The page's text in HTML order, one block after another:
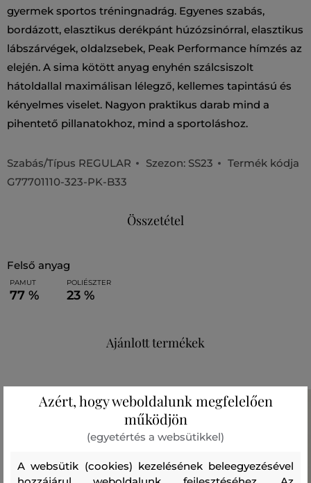
gyermek sportos tréningnadrág. Egyenes szabás,
bordázott, elasztikus derékpánt húzózsinórral, elasztikus
lábszárvégek, oldalzsebek, Peak Performance hímzés az
elején. A sima kötött anyag enyhén szálcsiszolt
hátoldallal maximálisan lélegző, kellemes tapintású és
kényelmes viselet. Nagyon praktikus darab mind a
pihentető pillanatokhoz, mind a sportoláshoz.
Szabás/Típus REGULAR Szezon: SS23
Termék kódja
G77701110-323-PK-B33
Összetétel
felső anyag
PAMUT
77 %
POLIÉSZTER
23 %
Ajánlott termékek
Azért, hogy weboldalunk megfelelően
működjön
(egyetértés a websütikkel)
A websütik (cookies) kezelésének beleegyezésével